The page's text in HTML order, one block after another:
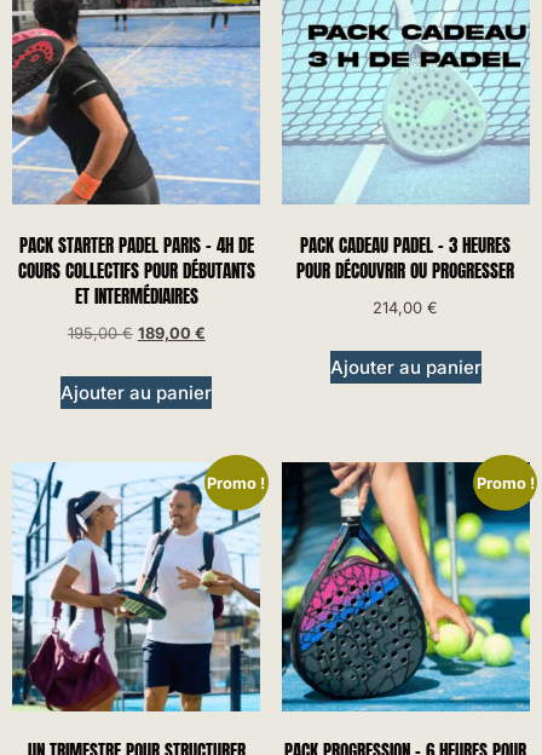
PACK STARTER PADEL PARIS – 4H DE
COURS COLLECTIFS POUR DÉBUTANTS
ET INTERMÉDIAIRES
195,00€ 189,00 €
Ajouter au panier
PACK CADEAU PADEL – 3 HEURES
POUR DÉCOUVRIR OU PROGRESSER
214,00€
Ajouter au panier
Promo ! Promo !